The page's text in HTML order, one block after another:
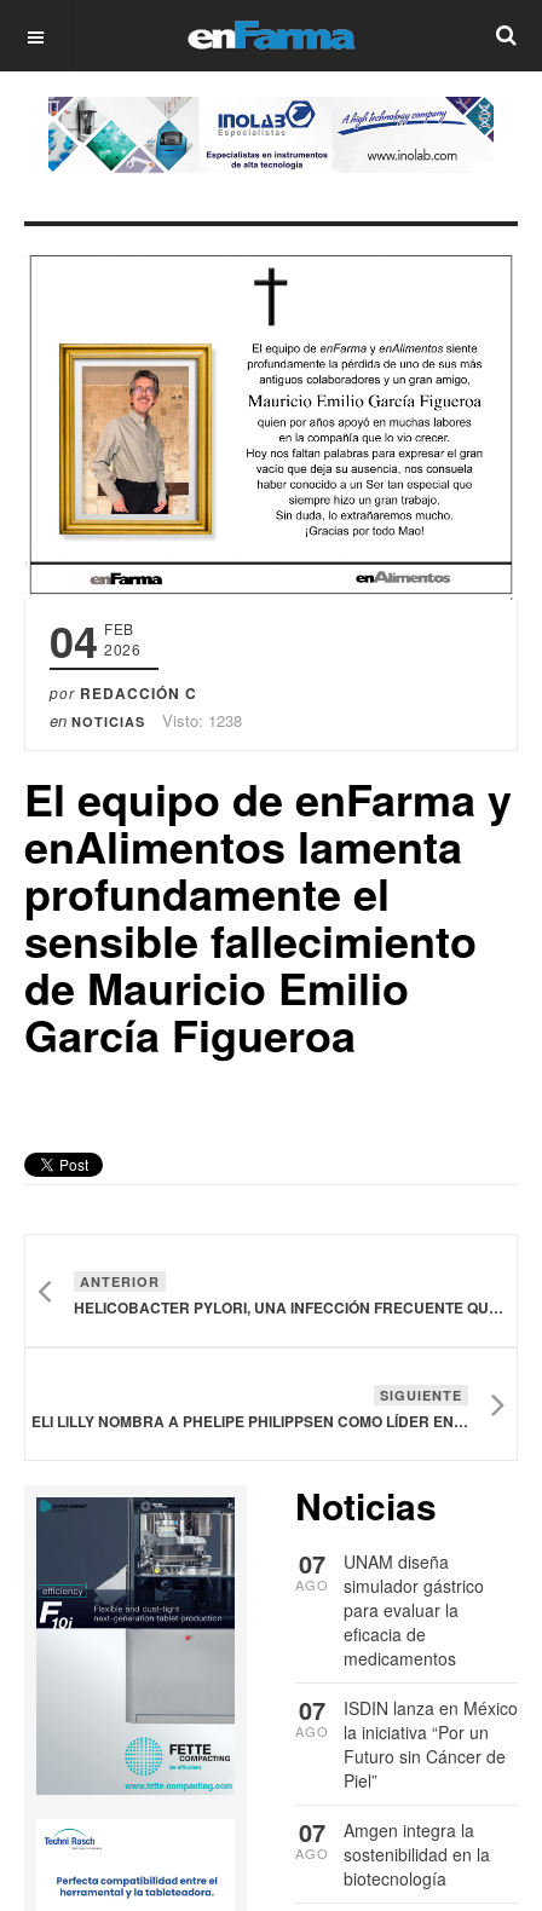
OFF CANVAS
04 FEB
2026
por REDACCIÓN C
en NOTICIAS Visto: 1238
El equipo de enFarma y
enAlimentos lamenta
profundamente el
sensible fallecimiento
de Mauricio Emilio
García Figueroa
ANTERIOR
HELICOBACTER PYLORI, UNA INFECCIÓN FRECUENTE QUE SUELE PASAR DESAPERCIBIDA
SIGUIENTE
ELI LILLY NOMBRA A PHELIPE PHILIPPSEN COMO LÍDER EN MÉXICO
Noticias
UNAM diseña
simulador gástrico
para evaluar la
eficacia de
medicamentos
07
AGO
ISDIN lanza en México
la iniciativa “Por un
Futuro sin Cáncer de
Piel”
07
AGO
Amgen integra la
sostenibilidad en la
biotecnología
07
AGO